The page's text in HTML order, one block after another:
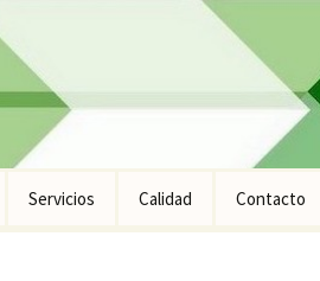
Servicios Calidad Contacto